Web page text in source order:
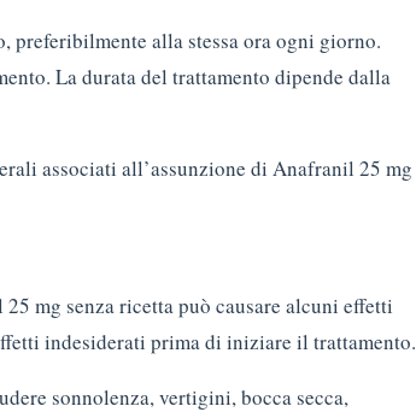
preferibilmente alla stessa ora ogni giorno.
La durata del trattamento dipende dalla
associati all’assunzione di Anafranil 25 mg
mg senza ricetta può causare alcuni effetti
indesiderati prima di iniziare il trattamento.
sonnolenza, vertigini, bocca secca,